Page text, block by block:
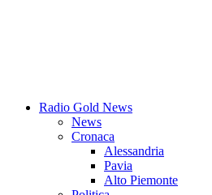
Radio Gold News
News
Cronaca
Alessandria
Pavia
Alto Piemonte